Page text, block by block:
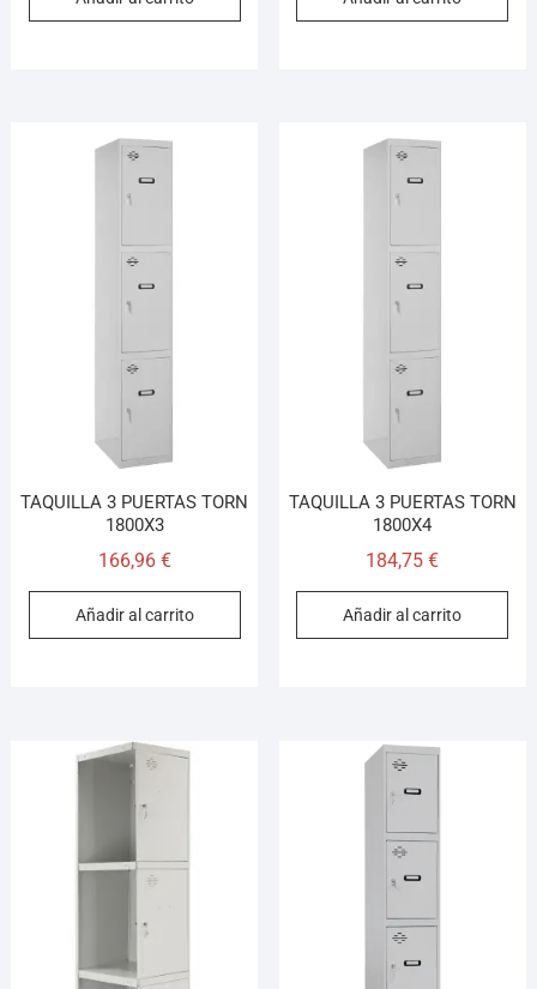
TAQUILLA 3 PUERTAS TORN
1800X3
166,96 €
Añadir al carrito
TAQUILLA 3 PUERTAS TORN
1800X4
184,75€
Añadir al carrito